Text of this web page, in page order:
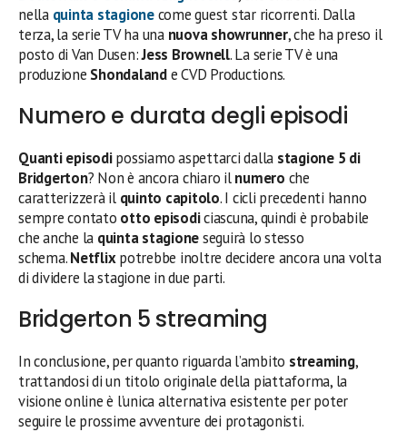
nella quinta stagionecome guest star ricorrenti. Dalla
terza, la serie TV ha unanuova showrunner, che ha preso il
posto di Van Dusen:Jess Brownell. La serie TV è una
produzione Shondalande CVD Productions.
Numero e durata degli episodi
Quanti episodipossiamo aspettarci dalla stagione 5 di
Bridgerton? Non è ancora chiaro ilnumero che
caratterizzerà ilquinto capitolo. I cicli precedenti hanno
sempre contato otto episodiciascuna, quindi è probabile
che anche la quinta stagioneseguirà lo stesso
schema.Netflixpotrebbe inoltre decidere ancora una volta
di dividere la stagione in due parti.
Bridgerton 5 streaming
In conclusione, per quanto riguarda l’ambito streaming,
trattandosi di un titolo originale della piattaforma, la
visione online è l’unica alternativa esistente per poter
seguire le prossime avventure dei protagonisti.